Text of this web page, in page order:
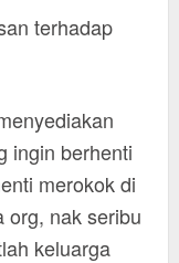
terhadap
ingin berhenti
merokok di
nak seribu
keluarga